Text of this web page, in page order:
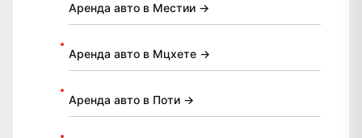
Аренда авто в Местии →
Аренда авто в Мцхете →
Аренда авто в Поти →